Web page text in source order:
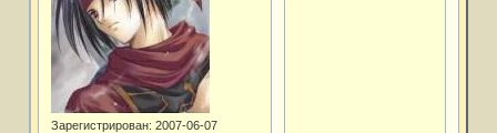
Зарегистрирован: 2007-06-07